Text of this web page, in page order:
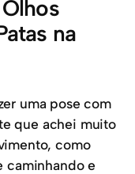
na
uma pose com
que achei muito
como
caminhando e